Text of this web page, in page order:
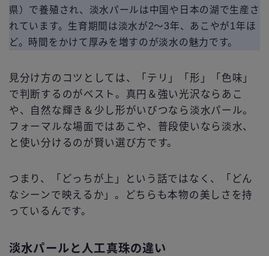
県）で養殖され、淡水パールは中国や日本の湖で生産さ
れています。生育期間は淡水が2〜3年、あこやが1年ほ
ど。時間をかけて厚みを増すのが淡水の魅力です。
見分け方のコツとしては、「テリ」「形」「色味」
で判断するのがベスト。真円＆強い光沢ならあこ
や、自然な輝き＆少し形がいびつなら淡水パール。
フォーマルな場面ではあこや、普段使いなら淡水、
と使い分けるのが賢い選び方です。
つまり、「どっちが上」という話ではなく、「どん
なシーンで映えるか」。どちらも本物の美しさを持
っているんです。
淡水パールと人工真珠の違い